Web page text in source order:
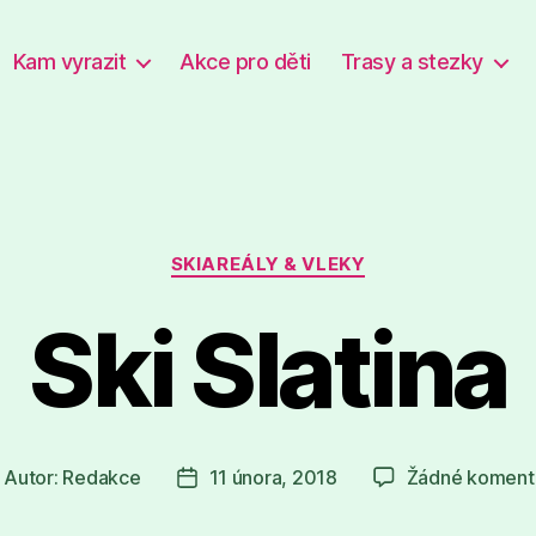
Kam vyrazit Akce pro děti Trasy a stezky
Rubriky
SKIAREÁLY & VLEKY
Ski Slatina
Autor: Redakce
Datum
11 února, 2018 Žádné